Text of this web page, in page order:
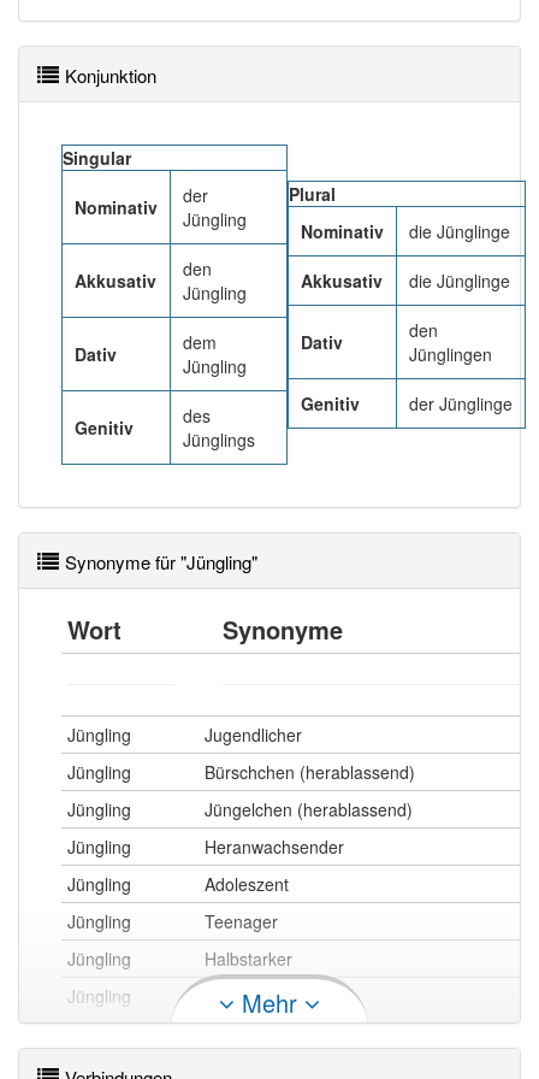
Häufigkeit: 4 von 10
aber mit einem
anderen Artikelder
87% unserer Spielapp-Nutzer haben den Artikel
korrekt erraten.
Konjunktion
Singular
Nominativ
der
Jüngling
Akkusativ
den
Jüngling
Dativ
dem
Jüngling
Genitiv
des
Jünglings
Plural
Nominativ
die Jünglinge
Akkusativ die Jünglinge
Dativ
den
Jünglingen
Genitiv der Jünglinge
Synonyme für "Jüngling"
Wort Synonyme
Jüngling
Jugendlicher
Jüngling
Bürschchen (herablassend)
Jüngling
Jüngelchen (herablassend)
Jüngling
Heranwachsender
Jüngling
Adoleszent
Jüngling
Teenager
Jüngling
Halbstarker
Jüngling
Pubertierender
Mehr